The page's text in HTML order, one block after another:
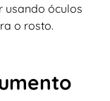
usando óculos
o rosto.